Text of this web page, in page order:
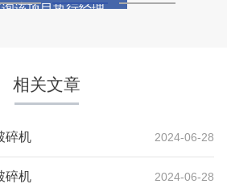
该项目执行经理
相关文章
碎机 2024-06-28
碎机 2024-06-28